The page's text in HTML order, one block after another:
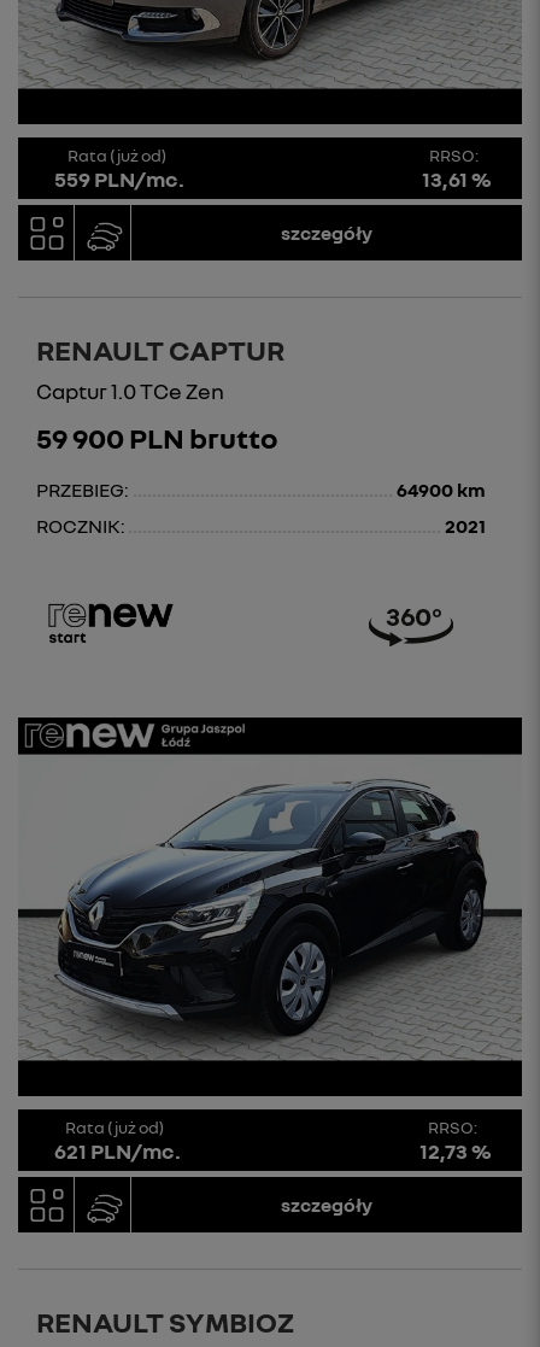
Rata (już od)
559 PLN/mc.
RRSO:
13,61 %
szczegóły
RENAULT CAPTUR
Captur 1.0 TCe Zen
59 900 PLN brutto
PRZEBIEG:
64900 km
ROCZNIK:
2021
Rata (już od)
621 PLN/mc.
RRSO:
12,73 %
szczegóły
RENAULT SYMBIOZ